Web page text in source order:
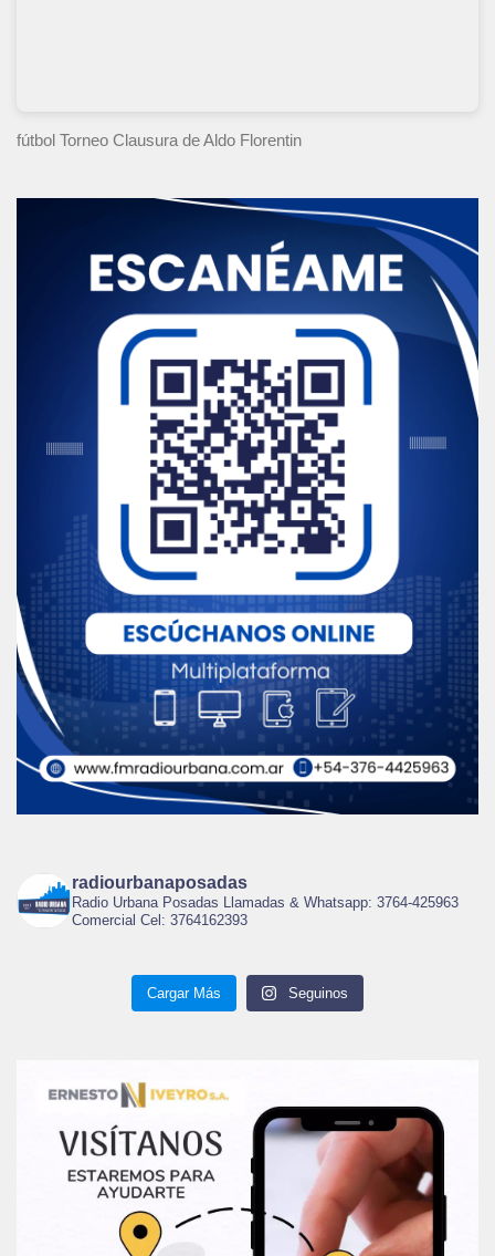
fútbol Torneo Clausura de Aldo Florentin
radiourbanaposadas
Radio Urbana Posadas Llamadas & Whatsapp: 3764-425963
Comercial Cel: 3764162393
Cargar Más Seguinos